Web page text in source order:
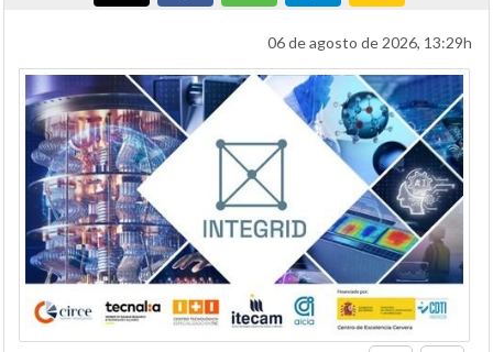
06 de agosto de 2026, 13:29h